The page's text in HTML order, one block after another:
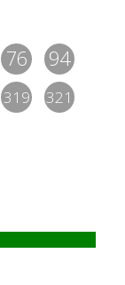
76 94
319
321